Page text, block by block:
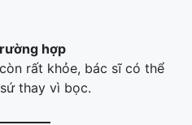
hợp
rất khỏe, bác sĩ có thể
thay vì bọc.